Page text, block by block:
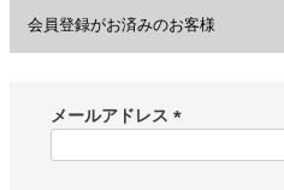
会員登録がお済みのお客様
メールアドレス